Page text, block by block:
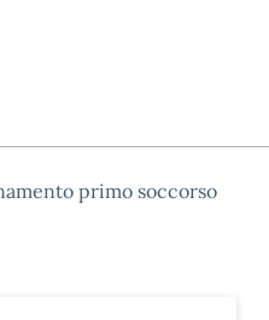
primo soccorso